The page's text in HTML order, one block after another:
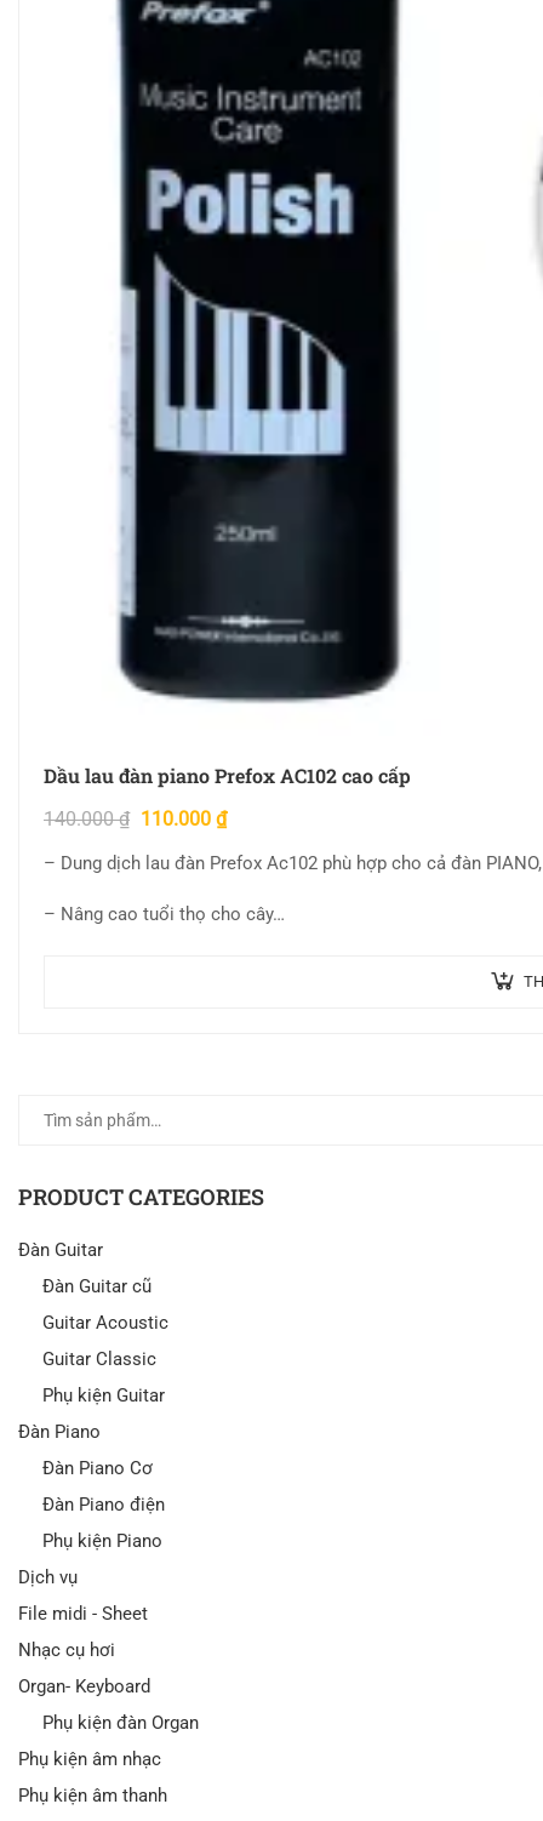
Dầu lau đàn piano Prefox AC102 cao cấp
140.000₫ 110.000 ₫
– Dung dịch lau đàn Prefox Ac102 phù hợp cho cả đàn
– Nâng cao tuổi thọ cho cây…
PRODUCT CATEGORIES
Đàn Guitar
Đàn Guitar cũ
Guitar Acoustic
Guitar Classic
Phụ kiện Guitar
Đàn Piano
Đàn Piano Cơ
Đàn Piano điện
Phụ kiện Piano
Dịch vụ
File midi - Sheet
Nhạc cụ hơi
Organ- Keyboard
Phụ kiện đàn Organ
Phụ kiện âm nhạc
Phụ kiện âm thanh